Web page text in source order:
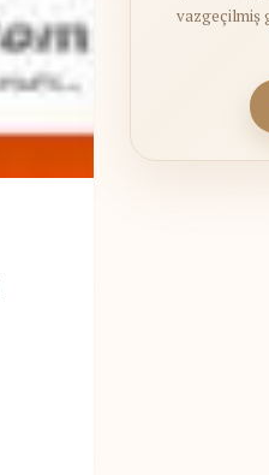
vazgeçilmiş